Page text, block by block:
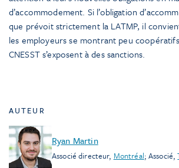
d’accommodement. Si l’obligation
que prévoit strictement la LATMP, il
les employeurs se montrant peu
CNESST s’exposent à des sanctions.
AUTEUR
Ryan Martin
Associé directeur, Montréal;Associé,